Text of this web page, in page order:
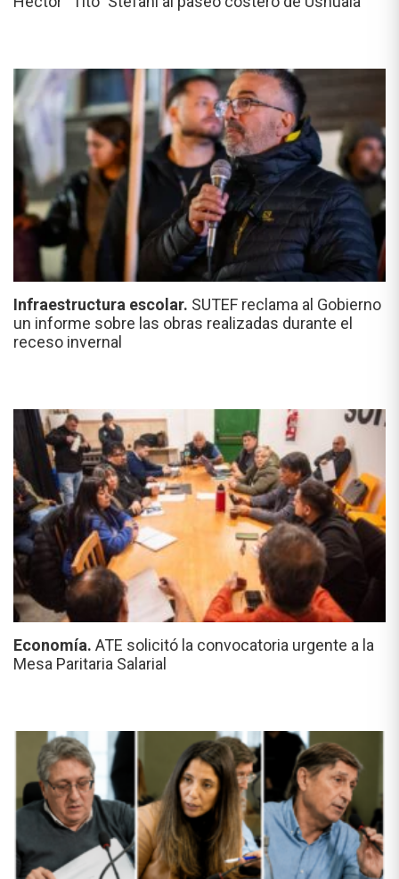
Infraestructura escolar. SUTEF reclama al Gobierno
un informe sobre las obras realizadas durante el
receso invernal
Economía. ATE solicitó la convocatoria urgente a la
Mesa Paritaria Salarial